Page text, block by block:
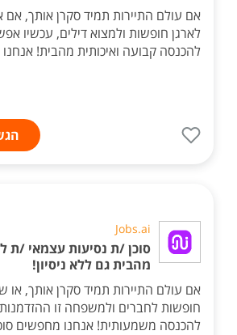
אם עולם התיירות תמיד סקרן אותך,
לארגן חופשות ולמצוא דילים, עכשיו
להכנסה קבועה ואיכותית מהבית! אנחנו
Jobs.ai
סוכן /ת נסיעות עצמאי /ת
מהבית גם ללא ניסיון!
אם עולם התיירות תמיד סקרן אותך,
חופשות לחברים ולמשפחה זו
להכנסה משמעותית! אנחנו מחפשים